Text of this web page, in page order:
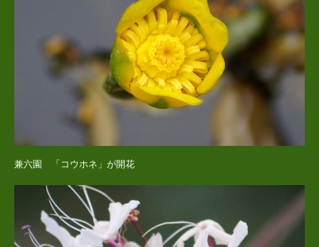
兼六園 「コウホネ」が開花